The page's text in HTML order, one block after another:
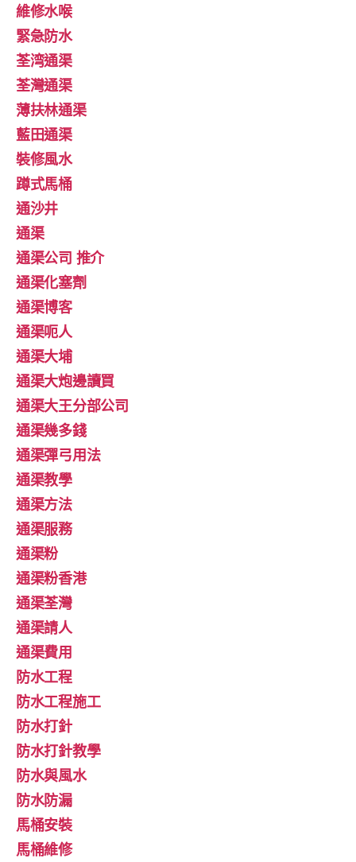
維修水喉
緊急防水
荃湾通渠
荃灣通渠
薄扶林通渠
藍田通渠
裝修風水
蹲式馬桶
通沙井
通渠
通渠公司 推介
通渠化塞劑
通渠博客
通渠呃人
通渠大埔
通渠大炮邊讀買
通渠大王分部公司
通渠幾多錢
通渠彈弓用法
通渠教學
通渠方法
通渠服務
通渠粉
通渠粉香港
通渠荃灣
通渠請人
通渠費用
防水工程
防水工程施工
防水打針
防水打針教學
防水與風水
防水防漏
馬桶安裝
馬桶維修